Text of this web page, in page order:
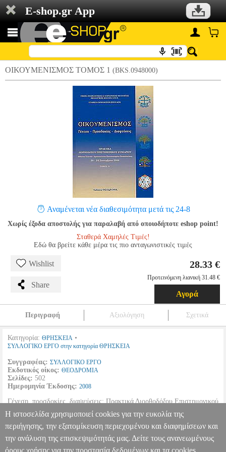
E-shop.gr App
ΟΙΚΟΥΜΕΝΙΣΜΟΣ ΤΟΜΟΣ 1 (BKS.0948000)
Αναμένεται νέα διαθεσιμότητα μετά τις 24-8
Χωρίς έξοδα αποστολής για παραλαβή από οποιοδήποτε eshop point!
Σταθερά Χαμηλές Τιμές!
Εδώ θα βρείτε κάθε μέρα τις πιο ανταγωνιστικές τιμές
Wishlist
Share
28.33 €
Προτεινόμενη λιανική 31.48 €
Αγορά
Περιγραφή Αξιολόγηση Σχετικά
Κατηγορία: ΘΡΗΣΚΕΙΑ •
ΣΥΛΛΟΓΙΚΟ ΕΡΓΟ στην κατηγορία ΘΡΗΣΚΕΙΑ
Συγγραφέας: ΣΥΛΛΟΓΙΚΟ ΕΡΓΟ
Εκδοτικός οίκος: ΘΕΟΔΡΟΜΙΑ
Σελίδες: 502
Ημερομηνία Έκδοσης: 2008
Γένεση, προσδοκίες, διαψεύσεις: Πρακτικά Διορθοδόξου Επιστημονικού
Συνεδρίου: Αίθουσα τελετών Αριστοτελείου Πανεπιστημίου
Θεσσαλονίκης, 20-24 Σεπτεμβρίου 2004.
ΟΙΚΟΥΜΕΝΙΣΜΟΣ ΤΟΜΟΣ 1 BKS.0948000 BKS.0948000
ΣΥΛΛΟΓΙΚΟ ΕΡΓΟ ΣΥΛΛΟΓΙΚΟ ΕΡΓΟ ΘΡΗΣΚΕΙΑ Κατηγορία:
Η ιστοσελίδα χρησιμοποιεί cookies για την ευκολία της
περιήγησης, την εξατομίκευση περιεχομένου και διαφημίσεων και
την ανάλυση της επισκεψιμότητάς μας. Δείτε τους ανανεωμένους
όρους χρήσης για την προστασία δεδομένων και τα cookies.